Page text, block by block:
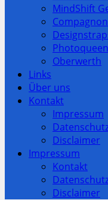
MindShift
Compagnon
Photoqueen
Oberwerth
Links
Über uns
Kontakt
Impressum
Disclaimer
Impressum
Kontakt
Disclaimer